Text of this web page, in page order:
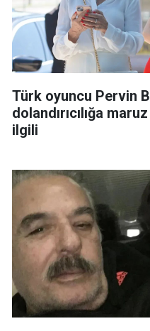
Türk oyuncu Pervin
dolandırıcılığa
ilgili